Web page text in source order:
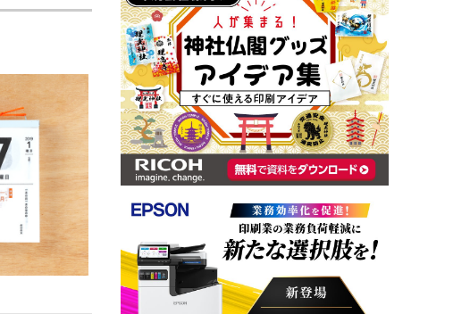
中古印刷機・製本機特集
2022 検査・校正特集